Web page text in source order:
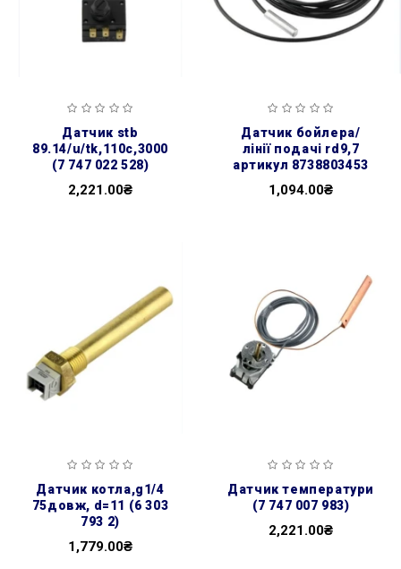
датчик stb
89.14/u/tk,110с,3000
(7 747 022 528)
2,221.00₴
датчик бойлера/
лінії подачі rd9,7
артикул 8738803453
1,094.00₴
датчик котла,g1/4
75довж, d=11 (6 303
793 2)
1,779.00₴
датчик температури
(7 747 007 983)
2,221.00₴